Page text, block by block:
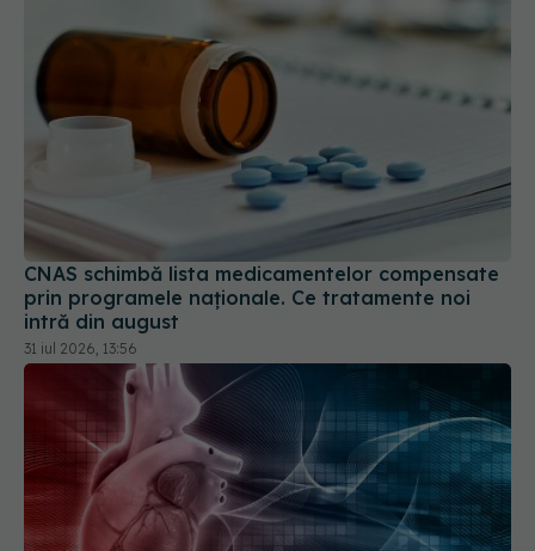
CNAS schimbă lista medicamentelor compensate
prin programele naționale. Ce tratamente noi
intră din august
31 iul 2026, 13:56